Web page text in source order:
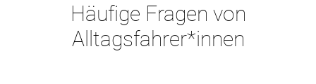
Häufige Fragen von
Alltagsfahrer*innen